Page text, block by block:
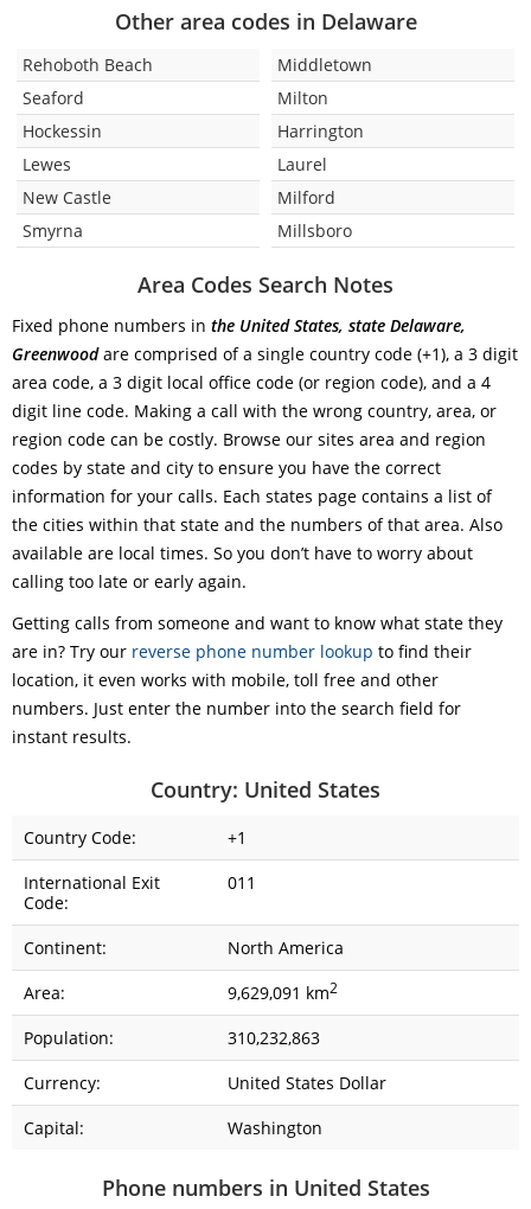
Other area codes in Delaware
Rehoboth Beach
Seaford
Hockessin
Lewes
New Castle
Smyrna
Middletown
Milton
Harrington
Laurel
Milford
Millsboro
Area Codes Search Notes
Fixed phone numbers in the United States, state Delaware,
Greenwoodare comprised of a single country code (+1), a 3 digit
area code, a 3 digit local office code (or region code), and a 4
digit line code. Making a call with the wrong country, area, or
region code can be costly. Browse our sites area and region
codes by state and city to ensure you have the correct
information for your calls. Each states page contains a list of
the cities within that state and the numbers of that area. Also
available are local times. So you don’t have to worry about
calling too late or early again.
Getting calls from someone and want to know what state they
are in? Try our reverse phone number lookup to find their
location, it even works with mobile, toll free and other
numbers. Just enter the number into the search field for
instant results.
Country: United States
Country Code:
+1
International Exit
Code:
011
Continent:
North America
Area:
9,629,091 km2
Population:
310,232,863
Currency:
United States Dollar
Capital:
Washington
Phone numbers in United States